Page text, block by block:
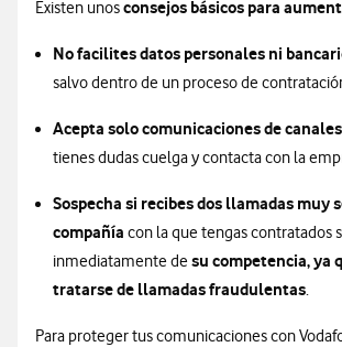
Existen unosconsejos básicos para
No facilites datos personales ni
salvo dentro de un proceso de
Acepta solo comunicaciones de
tienes dudas cuelga y contacta con la
Sospecha si recibes dos llamadas muy
compañía con la que tengas contratados
inmediatamente desu competencia, ya
tratarse de llamadas fraudulentas.
Para proteger tus comunicaciones con